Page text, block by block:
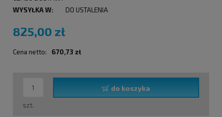
WYSYŁKA W:
DO USTALENIA
825,00 zł
Cena netto: 670,73 zł
szt.
do koszyka